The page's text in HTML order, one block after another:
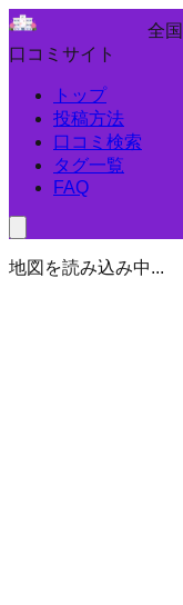
全
口コミサイト
トップ
投稿方法
口コミ検索
タグ一覧
FAQ
地図を読み込み中...